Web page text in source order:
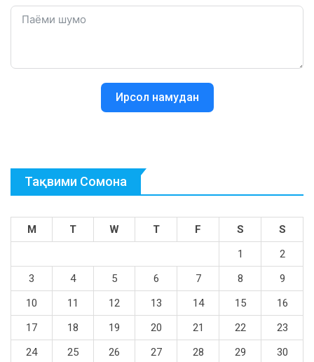
Ирсол намудан
Тақвими Сомона
M T W T F S
S
1
2
3
4 5 6 7 8
9
10
11 12 13 14 15
16
17
18 19 20 21 22
23
24
25 26 27 28 29
30